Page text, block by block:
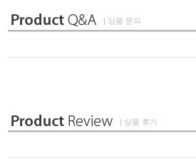
| 상품 문의
| 상품 후기